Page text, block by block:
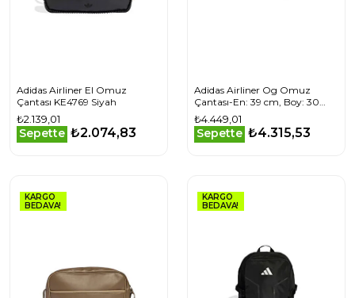
Adidas Airliner El Omuz
Çantası KE4769 Siyah
₺2.139,01
Sepette ₺2.074,83
Adidas Airliner Og Omuz
Çantası-En: 39 cm, Boy: 30
cm, Derinlik: 10 cm JW3346
Siyah
₺4.449,01
Sepette ₺4.315,53
KARGO
BEDAVA!
KARGO
BEDAVA!